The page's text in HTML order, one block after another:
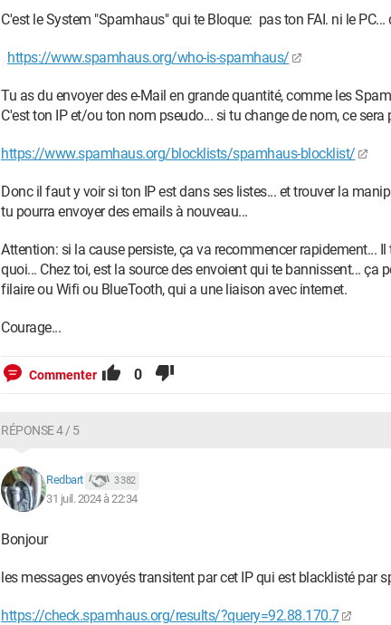
C'est le System "Spamhaus" qui te Bloque: pas ton FAI. ni le PC...
https://www.spamhaus.org/who-is-spamhaus/
Tu as du envoyer des e-Mail en grande quantité, comme les
C'est ton IP et/ou ton nom pseudo... si tu change de nom, ce sera
https://www.spamhaus.org/blocklists/spamhaus-blocklist/
Donc il faut y voir si ton IP est dans ses listes... et trouver la
tu pourra envoyer des emails à nouveau...
Attention: si la cause persiste, ça va recommencer rapidement...
quoi... Chez toi, est la source des envoient qui te bannissent... ça
filaire ou Wifi ou BlueTooth, qui a une liaison avec internet.
Courage...
Commenter 0
RÉPONSE 4 / 5
Redbart 3 382
31 juil. 2024 à 22:34
Bonjour
les messages envoyés transitent par cet IP qui est blacklisté par
https://check.spamhaus.org/results/?query=92.88.170.7